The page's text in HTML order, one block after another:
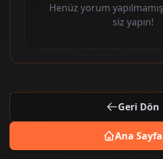
Henüz yorum
siz yapın!
Geri Dön
Ana Sayfa